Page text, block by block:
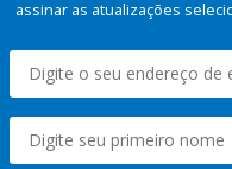
assinar as atualizações